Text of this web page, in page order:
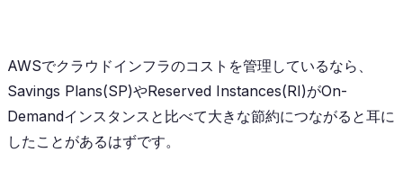
AWSでクラウドインフラのコストを管理しているなら、
Savings Plans(SP)やReserved Instances(RI)がOn-
Demandインスタンスと比べて大きな節約につながると耳に
したことがあるはずです。